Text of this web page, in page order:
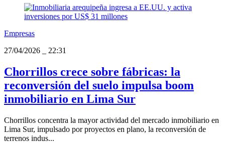
Empresas
27/04/2026
22:31
Chorrillos crece sobre fábricas: la
reconversión del suelo impulsa boom
inmobiliario en Lima Sur
Chorrillos concentra la mayor actividad del mercado inmobiliario en
Lima Sur, impulsado por proyectos en plano, la reconversión de
terrenos indus...